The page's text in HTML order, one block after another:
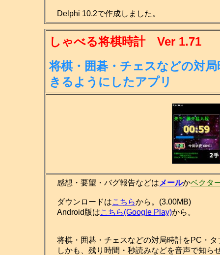
Delphi 10.2で作成しました。
しゃべる将棋時計 Ver 1.71
将棋・囲碁・チェスなどの対
きる ようにしたアプリ
感想・要望・バグ報告などは メールかベクタ
ダウンロードはこちらから。(3.00MB)
Android版はこちら(Google Play)から。
将棋・囲碁・チェスなどの対局時計をPC・
しかも、残り時間・秒読みなどを音声で知ら